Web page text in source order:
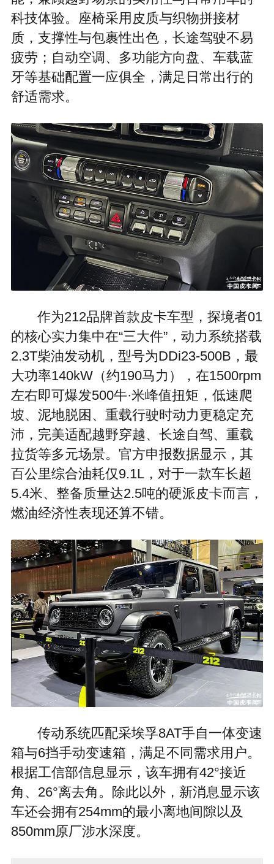
科技体验。座椅采用皮质与织物拼接材
质，支撑性与包裹性出色，长途驾驶不易
疲劳；自动空调、多功能方向盘、车载蓝
牙等基础配置一应俱全，满足日常出行的
舒适需求。
作为212品牌首款皮卡车型，探境者01
的核心实力集中在“三大件”，动力系统搭载
2.3T柴油发动机，型号为DDi23-500B，最
大功率140kW（约190马力），在1500rpm
左右即可爆发500牛·米峰值扭矩，低速爬
坡、泥地脱困、重载行驶时动力更稳定充
沛，完美适配越野穿越、长途自驾、重载
拉货等多元场景。官方申报数据显示，其
百公里综合油耗仅9.1L，对于一款车长超
5.4米、整备质量达2.5吨的硬派皮卡而言，
燃油经济性表现还算不错。
传动系统匹配采埃孚8AT手自一体变速
箱与6挡手动变速箱，满足不同需求用户。
根据工信部信息显示，该车拥有42°接近
角、26°离去角。除此以外，新消息显示该
车还会拥有254mm的最小离地间隙以及
850mm原厂涉水深度。